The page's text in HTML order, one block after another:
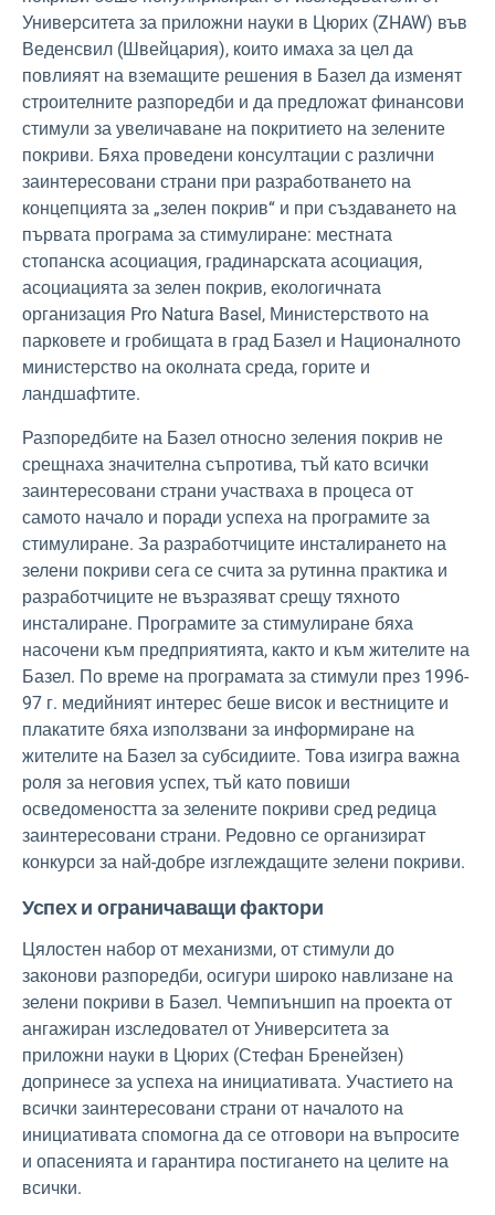
Университета за приложни науки в Цюрих (ZHAW) във
Веденсвил (Швейцария), които имаха за цел да
повлияят на вземащите решения в Базел да изменят
строителните разпоредби и да предложат финансови
стимули за увеличаване на покритието на зелените
покриви. Бяха проведени консултации с различни
заинтересовани страни при разработването на
концепцията за „зелен покрив“ и при създаването на
първата програма за стимулиране: местната
стопанска асоциация, градинарската асоциация,
асоциацията за зелен покрив, екологичната
организация Pro Natura Basel, Министерството на
парковете и гробищата в град Базел и Националното
министерство на околната среда, горите и
ландшафтите.
Разпоредбите на Базел относно зеления покрив не
срещнаха значителна съпротива, тъй като всички
заинтересовани страни участваха в процеса от
самото начало и поради успеха на програмите за
стимулиране. За разработчиците инсталирането на
зелени покриви сега се счита за рутинна практика и
разработчиците не възразяват срещу тяхното
инсталиране. Програмите за стимулиране бяха
насочени към предприятията, както и към жителите на
Базел. По време на програмата за стимули през 1996-
97 г. медийният интерес беше висок и вестниците и
плакатите бяха използвани за информиране на
жителите на Базел за субсидиите. Това изигра важна
роля за неговия успех, тъй като повиши
осведомеността за зелените покриви сред редица
заинтересовани страни. Редовно се организират
конкурси за най-добре изглеждащите зелени покриви.
Успех и ограничаващи фактори
Цялостен набор от механизми, от стимули до
законови разпоредби, осигури широко навлизане на
зелени покриви в Базел. Чемпиъншип на проекта от
ангажиран изследовател от Университета за
приложни науки в Цюрих (Стефан Бренейзен)
допринесе за успеха на инициативата. Участието на
всички заинтересовани страни от началото на
инициативата спомогна да се отговори на въпросите
и опасенията и гарантира постигането на целите на
всички.